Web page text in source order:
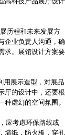
历程和未来发展方
企业负责人沟通，确
求。展馆设计方案要
用展示造型，对展品
厅的设计中，还要根
虚幻的空间氛围。
应考虑环保路线或
墙纸，防火板，穿孔